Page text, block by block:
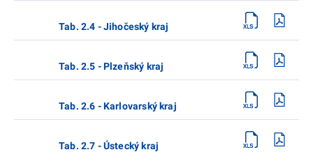
Tab. 2.4 - Jihočeský kraj
Tab. 2.5 - Plzeňský kraj
Tab. 2.6 - Karlovarský kraj
Tab. 2.7 - Ústecký kraj